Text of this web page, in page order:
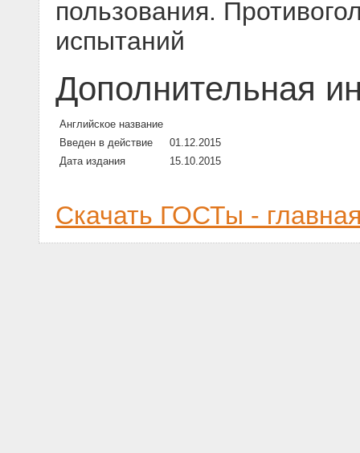
пользования.
испытаний
Дополнительная
Английское название
Введен в действие
01.12.2015
Дата издания
15.10.2015
Скачать ГОСТы -